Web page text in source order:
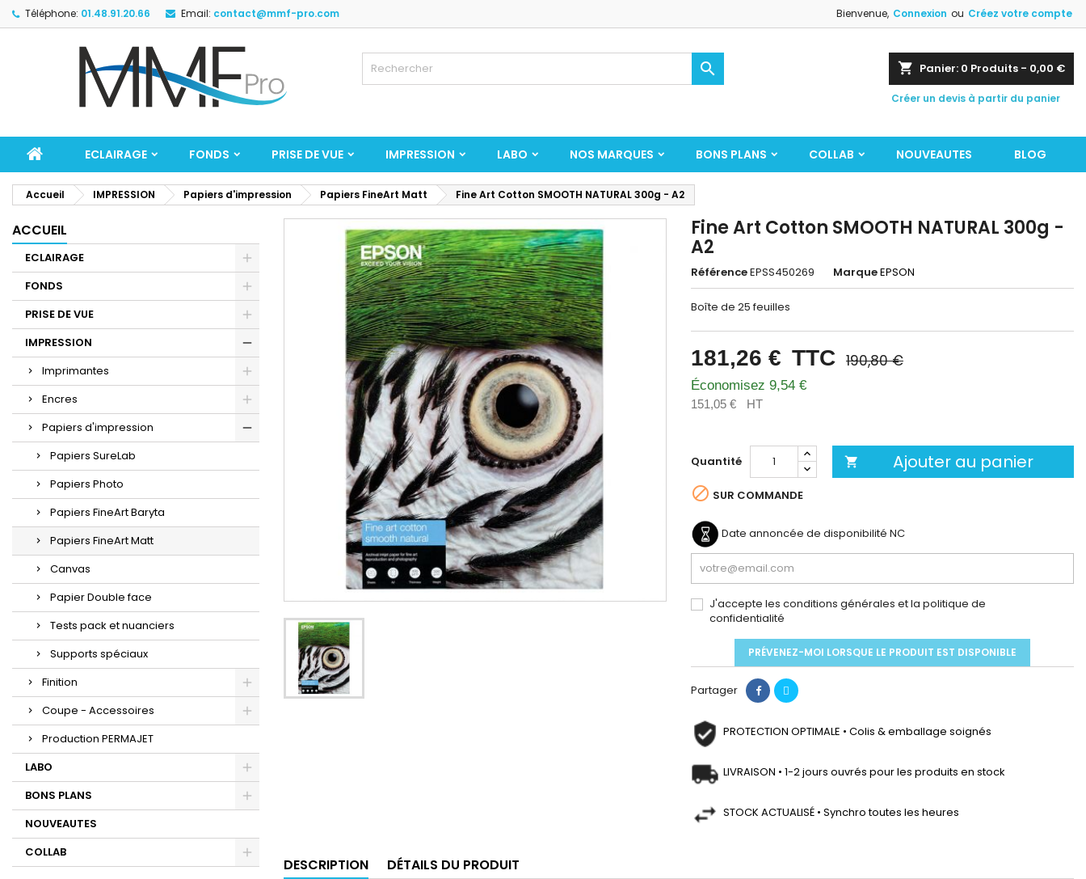
Téléphone: 01.48.91.20.66 Email: contact@mmf-pro.com Bienvenue, Connexion ou Créez votre compte
shopping_cart Panier: 0 Produits - 0,00 €
Créer un devis à partir du panier

ECLAIRAGE FONDS PRISE DE VUE IMPRESSION LABO NOS MARQUES BONS PLANS COLLAB NOUVEAUTES BLOG
Accueil IMPRESSION Papiers d'impression Papiers FineArt Matt Fine Art Cotton SMOOTH NATURAL 300g - A2
ACCUEIL
ECLAIRAGE
FONDS
PRISE DE VUE
IMPRESSION
Imprimantes
Encres
Papiers d'impression
Papiers SureLab
Papiers Photo
Papiers FineArt Baryta
Papiers FineArt Matt
Canvas
Papier Double face
Tests pack et nuanciers
Supports spéciaux
Finition
Coupe - Accessoires
Production PERMAJET
LABO
BONS PLANS
NOUVEAUTES
COLLAB
Fine Art Cotton SMOOTH NATURAL 300g -
A2
RéférenceEPSS450269 MarqueEPSON
Boîte de 25 feuilles
181,26 € TTC 190,80 €
Économisez 9,54 €
151,05 € HT
Quantité  Ajouter au panier
 SUR COMMANDE
Date annoncée de disponibilité NC
J'accepte les conditions générales et la politique de
confidentialité
PRÉVENEZ-MOI LORSQUE LE PRODUIT EST DISPONIBLE
Partager
PROTECTION OPTIMALE • Colis & emballage soignés
LIVRAISON • 1-2 jours ouvrés pour les produits en stock
STOCK ACTUALISÉ • Synchro toutes les heures
DESCRIPTION DÉTAILS DU PRODUIT